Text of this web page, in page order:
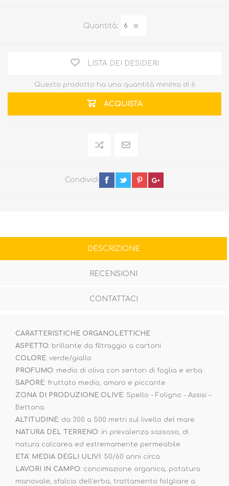
Quantità:
LISTA DEI DESIDERI
Questo prodotto ha una quantità minima di 6
ACQUISTA
Condividi
DESCRIZIONE
RECENSIONI
CONTATTACI
CARATTERISTICHE ORGANOLETTICHE
ASPETTO: brillante da filtraggio a cartoni
COLORE: verde/giallo
PROFUMO: medio di oliva con sentori di foglia e erba
SAPORE: fruttato medio, amaro e piccante
ZONA DI PRODUZIONE OLIVE: Spello - Foligno - Assisi –
Bettona
ALTITUDINE: da 300 a 500 metri sul livello del mare
NATURA DEL TERRENO: in prevalenza sassoso, di
natura calcarea ed estremamente permeabile
ETA' MEDIA DEGLI ULIVI : 50/60 anni circa
LAVORI IN CAMPO: concimazione organica, potatura
manovale, sfalcio dell'erba, trattamento folgliare a